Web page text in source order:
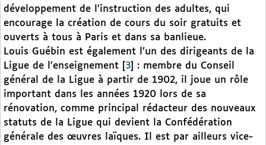
développement de l’instruction des adultes, qui
encourage la création de cours du soir gratuits et
ouverts à tous à Paris et dans sa banlieue.
Louis Guébin est également l’un des dirigeants de la
Ligue de l’enseignement
3
: membre du Conseil
général de la Ligue à partir de 1902, il joue un rôle
important dans les années 1920 lors de sa
rénovation, comme principal rédacteur des nouveaux
statuts de la Ligue qui devient la Confédération
générale des œuvres laïques. Il est par ailleurs vice-